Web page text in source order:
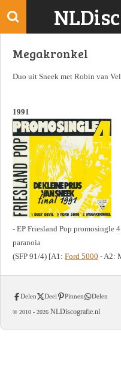
Ga
deMegakronkel
Duo uit Sneek met Robin van
1991
- EP Friesland Pop promosingle
paranoia
(SFP 91/4) [A1: Ford 5000 - A2:
Delen Deel Pinnen Delen
© 2010 - 2026 NLDiscografie.nl